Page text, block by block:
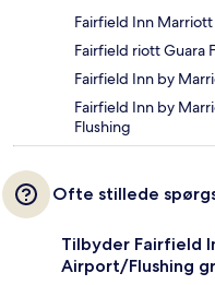
Fairfield Inn
Fairfield riott Guara
Fairfield Inn by
Fairfield Inn by
Flushing
Ofte stillede
Tilbyder Fairfield
Airport/Flushing